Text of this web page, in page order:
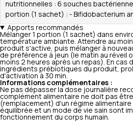
nutritionnelles : 6 souches
portion (1 sachet) : - Bifidobacterium
Apports recommandés
Mélanger 1 portion (1 sachet) dans
température ambiante. Attendre au
produit s'active, puis mélanger à
de préférence à jeun (le matin au réveil
moins 2 heures après un repas). En cas
ingrédients prébiotiques du produit,
d'activation à 30 min.
Informations complémentaires :
Ne pas dépasser la dose journalière
complément alimentaire ne doit pas
(remplacement) d'un régime alimentaire
équilibrée et un mode de vie sain sont
fonctionnement du corps humain.